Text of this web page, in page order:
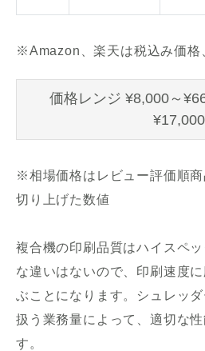
※Amazon、楽天は税込み価格
価格レンジ ¥8,000～
¥17,000
※相場価格はレビュー評価順
切り上げた数値
複合機の印刷品質はハイスペ
な違いはないので、印刷速度
ぶことになります。シュレッ
扱う業務量によって、適切な
す。